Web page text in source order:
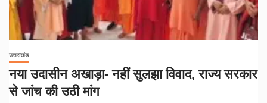
उत्तराखंड
नया उदासीन अखाड़ा- नहीं सुलझा विवाद, राज्य सरकार
से जांच की उठी मांग